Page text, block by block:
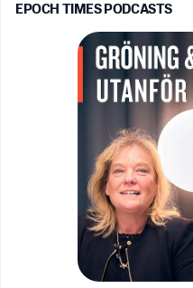
EPOCH TIMES PODCASTS